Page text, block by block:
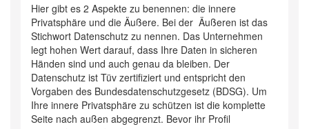
Hier gibt es 2 Aspekte zu benennen: die innere
Privatsphäre und die Äußere. Bei der Äußeren ist das
Stichwort Datenschutz zu nennen. Das Unternehmen
legt hohen Wert darauf, dass Ihre Daten in sicheren
Händen sind und auch genau da bleiben. Der
Datenschutz ist Tüv zertifiziert und entspricht den
Vorgaben des Bundesdatenschutzgesetz (BDSG). Um
Ihre innere Privatsphäre zu schützen ist die komplette
Seite nach außen abgegrenzt. Bevor ihr Profil